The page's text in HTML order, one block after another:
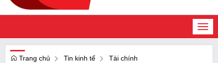
Trang chủ Tin kinh tế Tài chính